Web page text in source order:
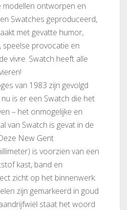
modellen ontworpen en
Swatches geproduceerd,
met gevatte humor,
speelse provocatie en
vivre. Swatch heeft alle
van 1983 zijn gevolgd
is er een Swatch die het
– het onmogelijke en
van Swatch is gevat in de
New Gent
is voorzien van een
kast, band en
zicht op het binnenwerk.
zijn gemarkeerd in goud
staat het woord